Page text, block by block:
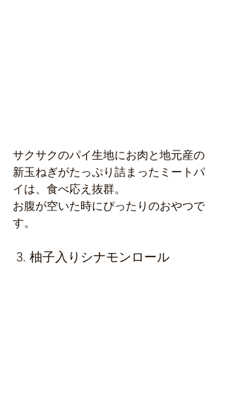
サクサクのパイ生地にお肉と地元産の
新玉ねぎがたっぷり詰まったミートパ
イは、食べ応え抜群。
お腹が空いた時にぴったりのおやつで
す。
3. 柚子入りシナモンロール